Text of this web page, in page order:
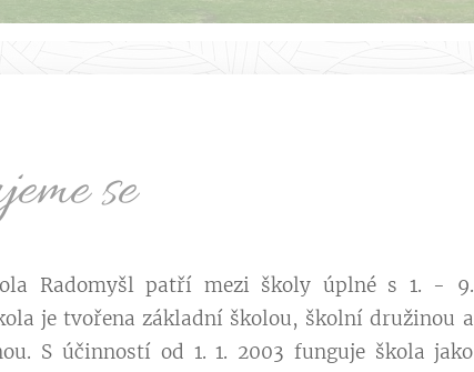
se
Radomyšl patří mezi školy úplné s 1. - 9.
je tvořena základní školou, školní družinou a
S účinností od 1. 1. 2003 funguje škola jako